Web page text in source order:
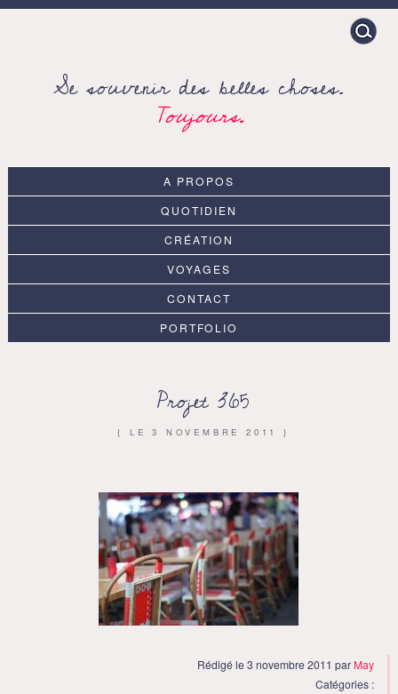
Search
for:
Se souvenir des belles choses.
Toujours.
A PROPOS
QUOTIDIEN
CRÉATION
VOYAGES
CONTACT
PORTFOLIO
Projet 365
{ LE3 NOVEMBRE 2011 }
Rédigé le 3 novembre 2011 par May
Catégories :